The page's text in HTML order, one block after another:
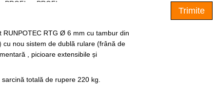
RTG Ø 6 mm cu tambur din
nou sistem de dublă rulare (frână de
, picioare extensibile și
totală de rupere 220 kg.
Trimite